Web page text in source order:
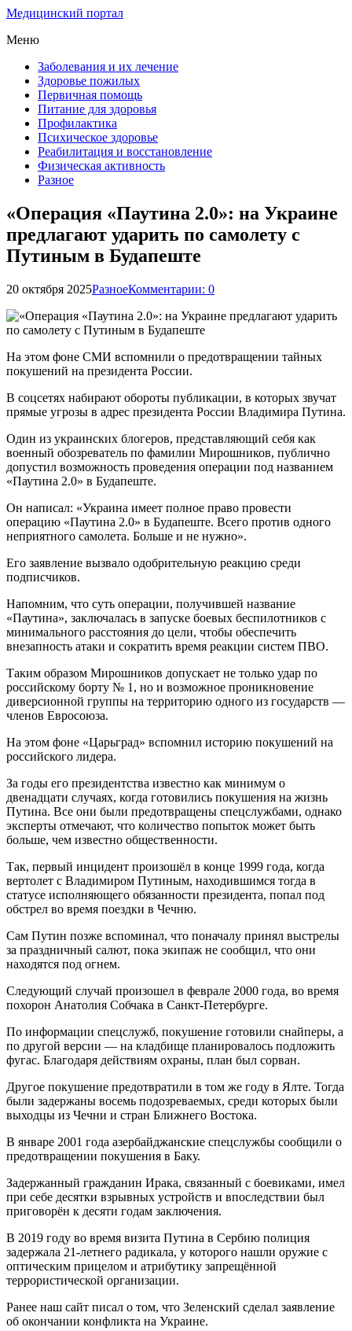
Медицинский портал
Меню
Заболевания и их лечение
Здоровье пожилых
Первичная помощь
Питание для здоровья
Профилактика
Психическое здоровье
Реабилитация и восстановление
Физическая активность
Разное
«Операция «Паутина 2.0»: на Украине
предлагают ударить по самолету с
Путиным в Будапеште
20 октября 2025РазноеКомментарии: 0
На этом фоне СМИ вспомнили о предотвращении тайных
покушений на президента России.
В соцсетях набирают обороты публикации, в которых звучат
прямые угрозы в адрес президента России Владимира Путина.
Один из украинских блогеров, представляющий себя как
военный обозреватель по фамилии Мирошников, публично
допустил возможность проведения операции под названием
«Паутина 2.0» в Будапеште.
Он написал: «Украина имеет полное право провести
операцию «Паутина 2.0» в Будапеште. Всего против одного
неприятного самолета. Больше и не нужно».
Его заявление вызвало одобрительную реакцию среди
подписчиков.
Напомним, что суть операции, получившей название
«Паутина», заключалась в запуске боевых беспилотников с
минимального расстояния до цели, чтобы обеспечить
внезапность атаки и сократить время реакции систем ПВО.
Таким образом Мирошников допускает не только удар по
российскому борту № 1, но и возможное проникновение
диверсионной группы на территорию одного из государств —
членов Евросоюза.
На этом фоне «Царьград» вспомнил историю покушений на
российского лидера.
За годы его президентства известно как минимум о
двенадцати случаях, когда готовились покушения на жизнь
Путина. Все они были предотвращены спецслужбами, однако
эксперты отмечают, что количество попыток может быть
больше, чем известно общественности.
Так, первый инцидент произошёл в конце 1999 года, когда
вертолет с Владимиром Путиным, находившимся тогда в
статусе исполняющего обязанности президента, попал под
обстрел во время поездки в Чечню.
Сам Путин позже вспоминал, что поначалу принял выстрелы
за праздничный салют, пока экипаж не сообщил, что они
находятся под огнем.
Следующий случай произошел в феврале 2000 года, во время
похорон Анатолия Собчака в Санкт-Петербурге.
По информации спецслужб, покушение готовили снайперы, а
по другой версии — на кладбище планировалось подложить
фугас. Благодаря действиям охраны, план был сорван.
Другое покушение предотвратили в том же году в Ялте. Тогда
были задержаны восемь подозреваемых, среди которых были
выходцы из Чечни и стран Ближнего Востока.
В январе 2001 года азербайджанские спецслужбы сообщили о
предотвращении покушения в Баку.
Задержанный гражданин Ирака, связанный с боевиками, имел
при себе десятки взрывных устройств и впоследствии был
приговорён к десяти годам заключения.
В 2019 году во время визита Путина в Сербию полиция
задержала 21-летнего радикала, у которого нашли оружие с
оптическим прицелом и атрибутику запрещённой
террористической организации.
Ранее наш сайт писал о том, что Зеленский сделал заявление
об окончании конфликта на Украине.